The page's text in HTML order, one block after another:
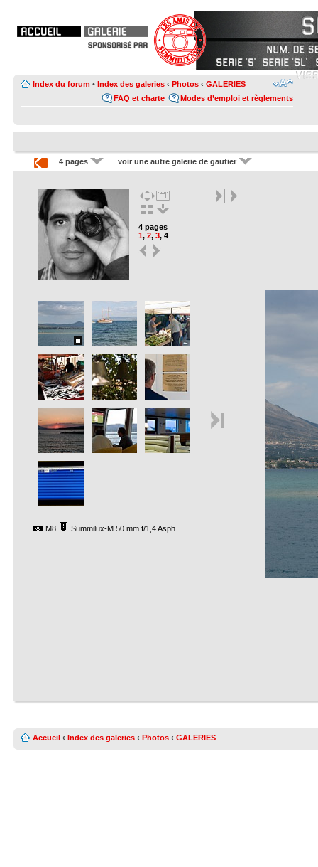
Index du forum • Index des galeries ‹ Photos ‹ GALERIES
Modes d’emploi et règlements
FAQ et charte
4 pages voir une autre galerie de gautier
4 pages
1, 2, 3, 4
M8 Summilux-M 50 mm f/1,4 Asph.
Accueil ‹ Index des galeries ‹ Photos ‹ GALERIES